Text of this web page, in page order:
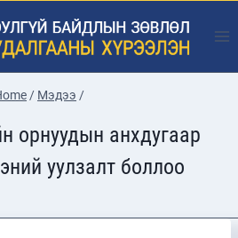
/ Мэдээ /
орнуудын анхдугаар
уулзалт боллоо